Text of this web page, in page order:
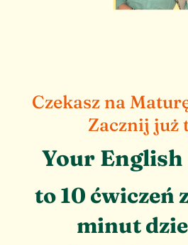
Czekasz na
Zacznij już
Your
to 10 ćwiczeń
minut